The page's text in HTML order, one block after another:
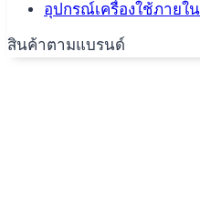
อุปกรณ์เครื่องใช้ภายใ
สินค้าตามแบรนด์